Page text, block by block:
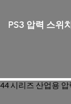
PS3 압력 스위치